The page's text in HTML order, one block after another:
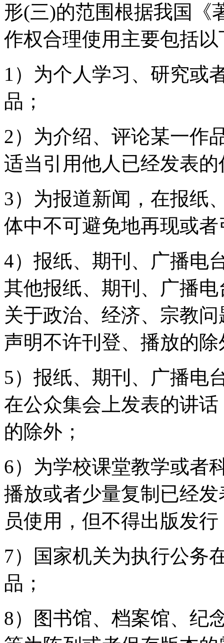
形(三)的范围根据我国《
作权合理使用主要包括
1）为个人学习、研究或
品；
2）为介绍、评论某一作
适当引用他人已经发表的
3）为报道新闻，在报纸
体中不可避免地再现或
4）报纸、期刊、广播电
其他报纸、期刊、广播
关于政治、经济、宗教
声明不许刊登、播放的除
5）报纸、期刊、广播电
在公众集会上发表的讲
的除外；
6）为学校课堂教学或者
播放或者少量复制已经
员使用，但不得出版发行
7）国家机关为执行公务
品；
8）图书馆、档案馆、纪